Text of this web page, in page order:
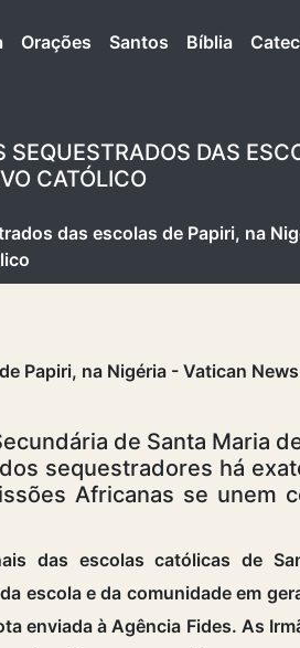
Orações Santos Bíblia
DAS
CATÓLICO
das escolas de Papiri, na
de Santa Maria
sequestradores há
Africanas se unem
das escolas católicas de
escola e da comunidade em
enviada à Agência Fides. As